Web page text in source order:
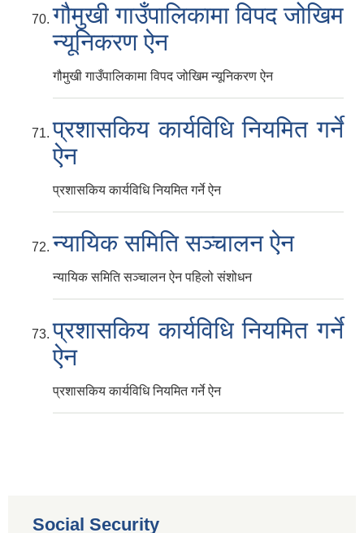
गौमुखी गाउँपालिकामा विपद जोखिम
न्यूनिकरण ऐन
गौमुखी गाउँपालिकामा विपद जोखिम न्यूनिकरण ऐन
प्रशासकिय कार्यविधि नियमित गर्ने
ऐन
प्रशासकिय कार्यविधि नियमित गर्ने ऐन
न्यायिक समिति सञ्चालन ऐन
न्यायिक समिति सञ्चालन ऐन पहिलो संशोधन
प्रशासकिय कार्यविधि नियमित गर्ने
ऐन
प्रशासकिय कार्यविधि नियमित गर्ने ऐन
Social Security